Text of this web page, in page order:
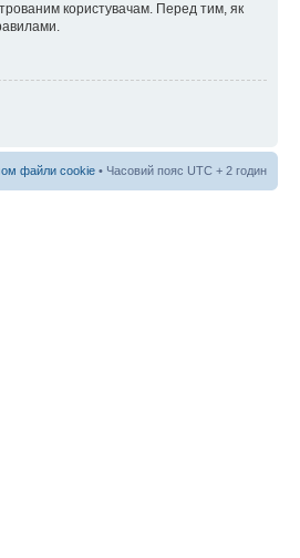
користувачам. Перед тим, як
файли cookie • Часовий пояс UTC + 2 годин